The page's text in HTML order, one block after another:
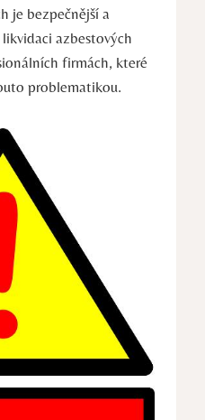
je bezpečnější a
azbestových
firmách, které
problematikou.